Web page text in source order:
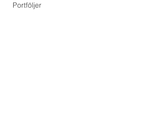
Portföljer